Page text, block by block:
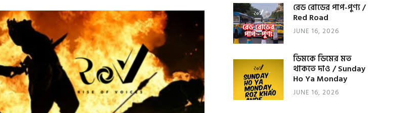
রেড রোডের পাপ-পুণ্য /
Red Road
JUNE 16, 2026
ডিমকে ডিমের মত
থাকতে দাও / Sunday
Ho Ya Monday
JUNE 16, 2026